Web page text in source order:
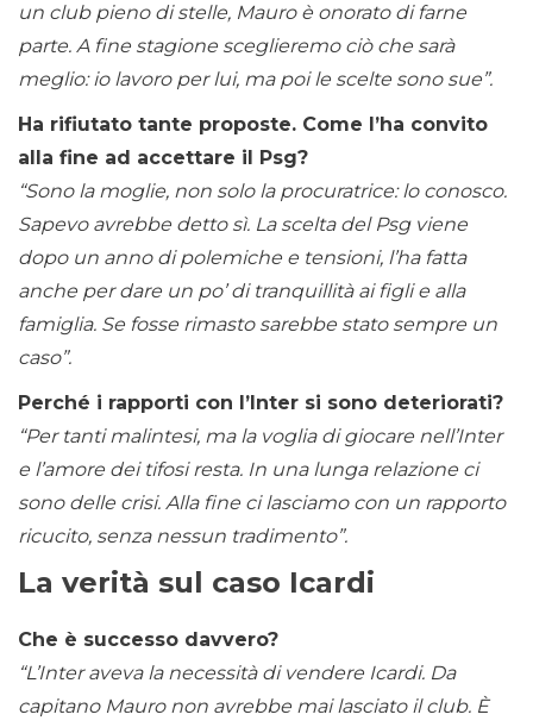
un club pieno di stelle, Mauro è onorato di farne
parte. A fine stagione sceglieremo ciò che sarà
meglio: io lavoro per lui, ma poi le scelte sono sue”.
Ha rifiutato tante proposte. Come l’ha convito
alla fine ad accettare il Psg?
“Sono la moglie, non solo la procuratrice: lo conosco.
Sapevo avrebbe detto sì. La scelta del Psg viene
dopo un anno di polemiche e tensioni, l’ha fatta
anche per dare un po’ di tranquillità ai figli e alla
famiglia. Se fosse rimasto sarebbe stato sempre un
caso”.
Perché i rapporti con l’Inter si sono deteriorati?
“Per tanti malintesi, ma la voglia di giocare nell’Inter
e l’amore dei tifosi resta. In una lunga relazione ci
sono delle crisi. Alla fine ci lasciamo con un rapporto
ricucito, senza nessun tradimento”.
La verità sul caso Icardi
Che è successo davvero?
“L’Inter aveva la necessità di vendere Icardi. Da
capitano Mauro non avrebbe mai lasciato il club. È